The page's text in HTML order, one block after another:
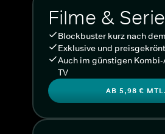
Filme &
Blockbuster kurz nach
Exklusive und
Auch im günstigen
TV
AB 5,98 € MTL.